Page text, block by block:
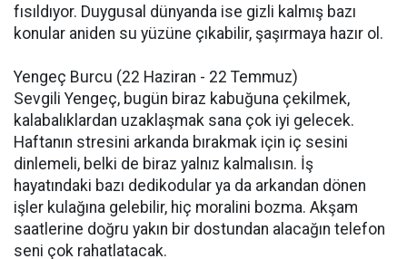
fısıldıyor. Duygusal dünyanda ise gizli kalmış bazı
konular aniden su yüzüne çıkabilir, şaşırmaya hazır ol.
Yengeç Burcu (22 Haziran - 22 Temmuz)
Sevgili Yengeç, bugün biraz kabuğuna çekilmek,
kalabalıklardan uzaklaşmak sana çok iyi gelecek.
Haftanın stresini arkanda bırakmak için iç sesini
dinlemeli, belki de biraz yalnız kalmalısın. İş
hayatındaki bazı dedikodular ya da arkandan dönen
işler kulağına gelebilir, hiç moralini bozma. Akşam
saatlerine doğru yakın bir dostundan alacağın telefon
seni çok rahatlatacak.